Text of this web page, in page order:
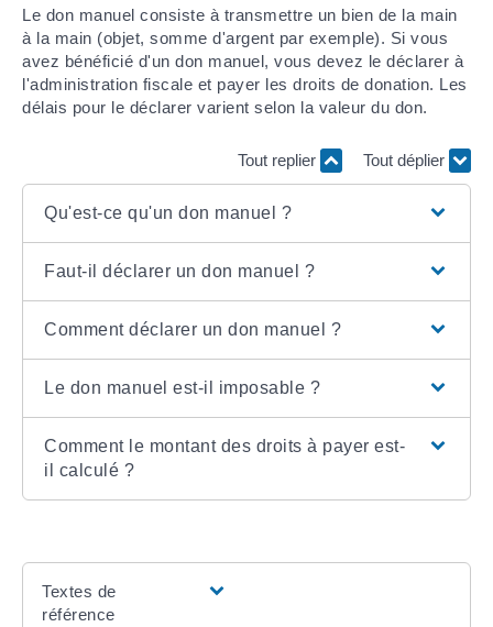
Le don manuel consiste à transmettre un bien de la main
à la main (objet, somme d'argent par exemple). Si vous
avez bénéficié d'un don manuel, vous devez le déclarer à
l'administration fiscale et payer les droits de donation. Les
délais pour le déclarer varient selon la valeur du don.
Tout replier Tout déplier
Qu'est-ce qu'un don manuel ?
Faut-il déclarer un don manuel ?
Comment déclarer un don manuel ?
Le don manuel est-il imposable ?
Comment le montant des droits à payer est-
il calculé ?
Textes de
référence